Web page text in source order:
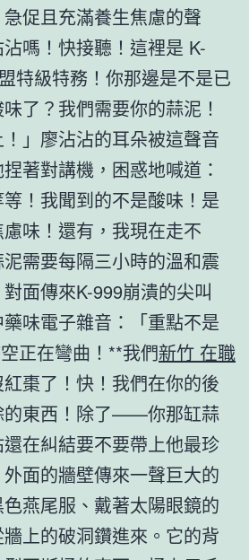
促且充滿養生焦慮的聲
嗎！快接聽！這裡是 K-
特級特務！你那邊是不是已
了？我們需要你的蒜泥！
」廖沾沾的耳朵被這聲音
著對講機，困惑地喊道：
等！我聞到的不是酸味！是
味！還有，我現在走不
需要每隔三小時的溫和震
面傳來K-999崩潰的尖叫
味電子雜音：「重點不是
正在彎曲！**我們新竹 在職
棗了！快！我們在你的後
的東西！除了——你那缸蒜
在糾結要不要帶上他最珍
面的牆壁傳來一聲巨大的
燕尾服、戴著太陽眼鏡的
上的破洞鑽進來。它的背